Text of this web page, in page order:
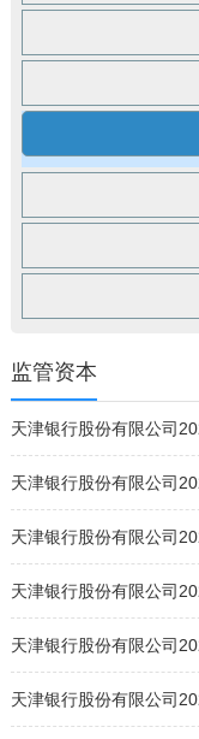
监管资本
天津银行股份有限公司
天津银行股份有限公司